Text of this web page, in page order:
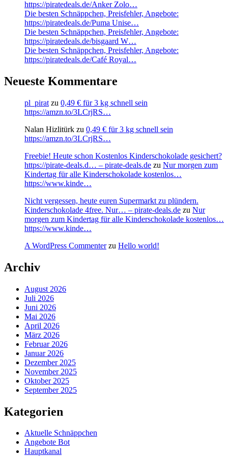
https://piratedeals.de/Anker Zolo…
Die besten Schnäppchen, Preisfehler, Angebote:
https://piratedeals.de/Puma Unise…
Die besten Schnäppchen, Preisfehler, Angebote:
https://piratedeals.de/bisgaard W…
Die besten Schnäppchen, Preisfehler, Angebote:
https://piratedeals.de/Café Royal…
Neueste Kommentare
pl_pirat zu 0,49 € für 3 kg schnell sein
https://amzn.to/3LCrjRS…
Nalan Hizlitürk zu 0,49 € für 3 kg schnell sein
https://amzn.to/3LCrjRS…
Freebie! Heute schon Kostenlos Kinderschokolade gesichert?
https://pirate-deals.d… – pirate-deals.de zu Nur morgen zum
Kindertag für alle Kinderschokolade kostenlos…
https://www.kinde…
Nicht vergessen, heute euren Supermarkt zu plündern.
Kinderschokolade 4free. Nur… – pirate-deals.de zu Nur
morgen zum Kindertag für alle Kinderschokolade kostenlos…
https://www.kinde…
A WordPress Commenterzu Hello world!
Archiv
August 2026
Juli 2026
Juni 2026
Mai 2026
April 2026
März 2026
Februar 2026
Januar 2026
Dezember 2025
November 2025
Oktober 2025
September 2025
Kategorien
Aktuelle Schnäppchen
Angebote Bot
Hauptkanal